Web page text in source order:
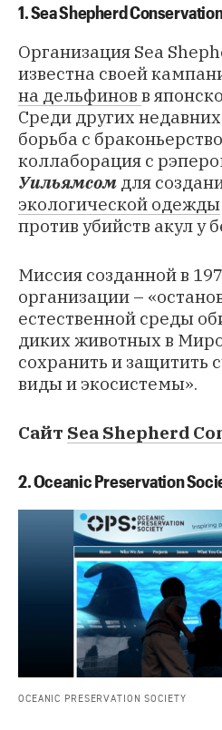
1. Sea Shepherd
Организация Sea
известна своей
на дельфинов в
Среди других
борьба с
коллаборация с
Уильямсом для
экологической одежды
против убийств акулу
Миссия созданной в
организации –
естественной среды
диких животных в
сохранить и защитить
виды и экосистемы».
Сайт Sea Shepherd
2. Oceanic Preservation
OCEANIC PRESERVATION SOCIETY